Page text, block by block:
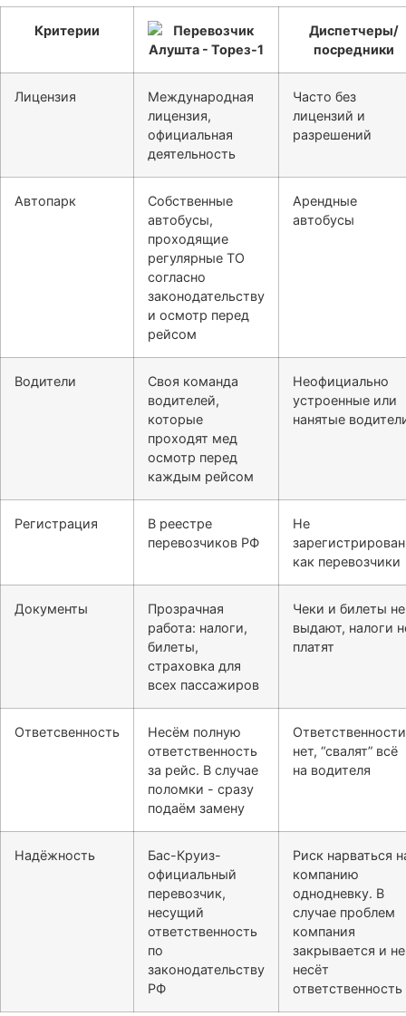
Критерии
Диспетчеры/
посредники
Лицензия
Международная
лицензия,
официальная
деятельность
Часто без
лицензий и
разрешений
Автопарк
Собственные
автобусы,
проходящие
регулярные ТО
согласно
законодательству
и осмотр перед
рейсом
Арендные
автобусы
Водители
Своя команда
водителей,
которые
проходят мед
осмотр перед
каждым рейсом
Неофициально
устроенные или
нанятые
Регистрация
В реестре
перевозчиков РФ
Не
как перевозчики
Документы
Прозрачная
работа: налоги,
билеты,
страховка для
всех пассажиров
Чеки и билеты не
выдают, налоги
платят
Ответсвенность
Несём полную
ответственность
за рейс. В случае
поломки - сразу
подаём замену
Ответственности
нет, “свалят” всё
на водителя
Надёжность
Бас-Круиз-
официальный
перевозчик,
несущий
ответственность
по
законодательству
РФ
Риск нарваться
компанию
однодневку. В
случае проблем
компания
закрывается и не
несёт
ответственность